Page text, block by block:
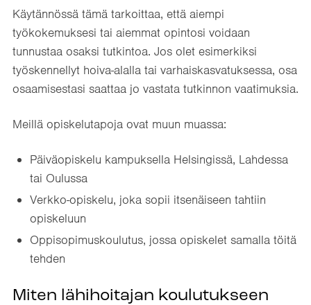
Käytännössä tämä tarkoittaa, että aiempi
työkokemuksesi tai aiemmat opintosi voidaan
tunnustaa osaksi tutkintoa. Jos olet esimerkiksi
työskennellyt hoiva-alalla tai varhaiskasvatuksessa, osa
osaamisestasi saattaa jo vastata tutkinnon vaatimuksia.
Meillä opiskelutapoja ovat muun muassa:
Päiväopiskelu kampuksella Helsingissä, Lahdessa
tai Oulussa
Verkko-opiskelu, joka sopii itsenäiseen tahtiin
opiskeluun
Oppisopimuskoulutus, jossa opiskelet samalla töitä
tehden
Miten lähihoitajan koulutukseen